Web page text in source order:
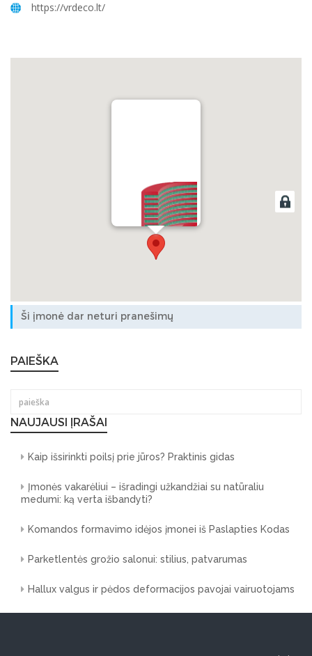
https://vrdeco.lt/
Parmel, UAB
Ši įmonė dar neturi pranešimų
PAIEŠKA
NAUJAUSI ĮRAŠAI
Kaip išsirinkti poilsį prie jūros? Praktinis gidas
Įmonės vakarėliui – išradingi užkandžiai su natūraliu
medumi: ką verta išbandyti?
Komandos formavimo idėjos įmonei iš Paslapties Kodas
Parketlentės grožio salonui: stilius, patvarumas
Hallux valgus ir pėdos deformacijos pavojai vairuotojams